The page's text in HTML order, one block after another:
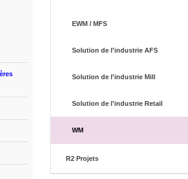
EWM / MFS
Solution de l'industrie AFS
Solution de l'industrie Mill
Solution de l'industrie Retail
WM
R2 Projets